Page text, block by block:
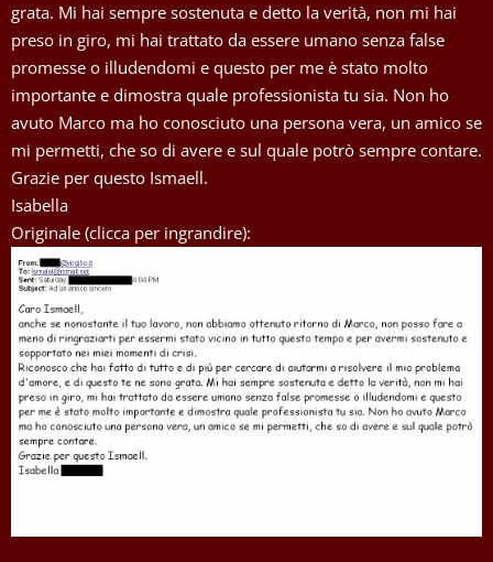
grata. Mi hai sempre sostenuta e detto la verità, non mi hai
preso in giro, mi hai trattato da essere umano senza false
promesse o illudendomi e questo per me è stato molto
importante e dimostra quale professionista tu sia. Non ho
avuto Marco ma ho conosciuto una persona vera, un amico se
mi permetti, che so di avere e sul quale potrò sempre contare.
Grazie per questo Ismaell.
Isabella
Originale (clicca per ingrandire):